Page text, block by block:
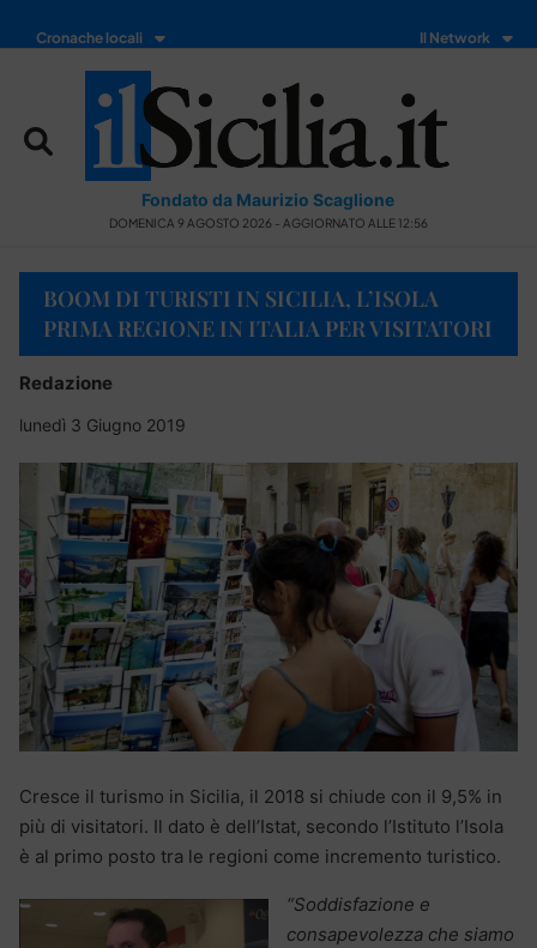
Cronache locali Il Network
Fondato da Maurizio Scaglione
DOMENICA 9 AGOSTO 2026 - AGGIORNATO ALLE 12:56
BOOM DI TURISTI IN SICILIA, L’ISOLA
PRIMA REGIONE IN ITALIA PER VISITATORI
Redazione
lunedì 3 Giugno 2019
Cresce il turismo in Sicilia, il 2018 si chiude con il 9,5% in
più di visitatori. Il dato è dell’Istat, secondo l’Istituto l’Isola
è al primo posto tra le regioni come incremento turistico.
“Soddisfazione e
consapevolezza che siamo